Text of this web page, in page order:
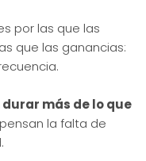
por las que las
que las ganancias:
más de lo que
la falta de